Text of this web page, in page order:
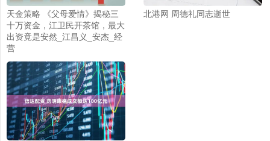
天金策略 《父母爱情》揭秘三
十万资金，江卫民开茶馆，最大
出资竟是安然_江昌义_安杰_经
营
北港网 周德礼同志逝世